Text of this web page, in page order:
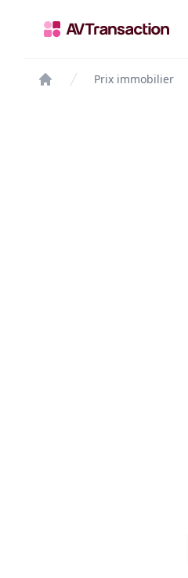
Prix immobilier